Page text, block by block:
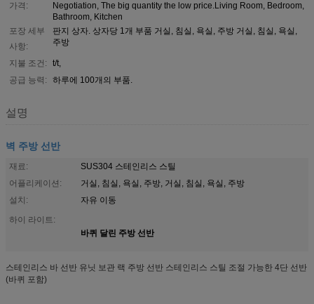
가격:
Negotiation, The big quantity the low price.Living Room, Bedroom,
Bathroom, Kitchen
포장 세부
사항:
판지 상자. 상자당 1개 부품 거실, 침실, 욕실, 주방 거실, 침실, 욕실,
주방
지불 조건:
t/t,
공급 능력:
하루에 100개의 부품.
설명
벽 주방 선반
재료:
SUS304 스테인리스 스틸
어플리케이션:
거실, 침실, 욕실, 주방, 거실, 침실, 욕실, 주방
설치:
자유 이동
하이 라이트:
바퀴 달린 주방 선반
스테인리스 바 선반 유닛 보관 랙 주방 선반 스테인리스 스틸 조절 가능한 4단 선반
(바퀴 포함)